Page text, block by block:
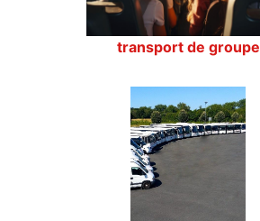
transport de groupe